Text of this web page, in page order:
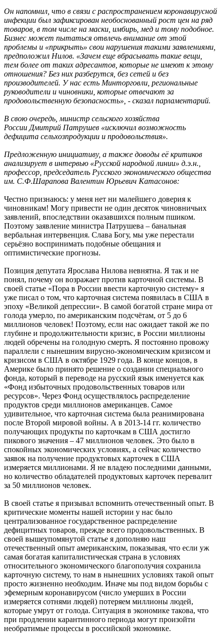
Он напомнил, что в связи с распространением коронавирусной
инфекции был зафиксирован необоснованный рост цен на ряд
товаров, в том числе на маски, имбирь, мед и тому подобное.
Бизнес может пытаться отвлечь внимание от этой
проблемы и «прикрыть» свои нарушения такими заявлениями,
предположил Нилов. «Зачем еще вбрасывать такие вещи,
тем более от таких адресантов, которые не имеют к этому
отношения? Без них разберутся, без сетей и без
производителей. У нас есть Минторговли, региональные
руководители и чиновники, которые отвечают за
продовольственную безопасность», - сказал парламентарий.
В свою очередь, министр сельского хозяйства
России Дмитрий Патрушев «исключил возможность
дефицита сельхозпродукции и продовольствия».
Предложенную инициативу, а также доводы её критиков
анализирует в интервью «Русской народной линии» д.э.н.,
профессор, председатель Русского экономического общества
им. С.Ф.Шарапова Валентин Юрьевич Катасонов:
Честно признаюсь: у меня нет ни малейшего доверия к
чиновникам! Могу привести не один десяток чиновничьих
заявлений, впоследствии оказавшихся полным пшиком.
Поэтому заявление министра Патрушева – банальная
вербальная интервенция. Слава Богу, мы уже перестали
серьёзно воспринимать подобные обещания и
оптимистические прогнозы.
Позиция депутата Ярослава Нилова невнятна. Я так и не
понял, почему он возражает против карточной системы. В
своей статье «Пора в России ввести карточную систему» я
уже писал о том, что карточная система появилась в США в
эпоху «Великой депрессии». В самой богатой стране мира от
голода умерло, по американским подсчётам, от 5 до 6
миллионов человек! Поэтому, если нас ожидает такой же по
глубине и продолжительности кризис, в России миллионы
людей обречены на голодную смерть. Я постоянно провожу
параллели с нынешним вирусно-экономическим кризисом и
кризисом в США в октябре 1929 года. В конце концов, в
Америке было принято решение о создании специального
фонда, который в переводе на русский язык именуется как
«Фонд избыточных продовольственных товаров или
ресурсов». Через Фонд осуществлялось распределение
продуктов среди миллионов американцев. Самое
удивительное, что карточная система была реанимирована
после Второй мировой войны. А в 2013-14 гг. количество
получающих продукты по карточкам в США достигло
пикового значения – 47 миллионов человек. Это было в
спокойных экономических условиях, а сейчас количество
заявок на получение продуктовых карточек в США
измеряется миллионами. Я не владею последними данными,
но количество обладателей продуктовых карточек перевалит
за 50 миллионов человек.
В своей статье я призывал вспомнить отечественный опыт. В
критические моменты нашей истории у нас было
централизованное государственное распределение
дефицитных товаров, прежде всего продовольственных. В
своей вышеупомянутой статье я дополняю наш
отечественный опыт американским, показывая, что если уж
самая богатая капиталистическая страна в условиях
относительного экономического благополучия сохранила
карточную систему, то нам в нынешних условиях такой опыт
просто жизненно необходим. Иначе мы под видом борьбы с
эфемерным коронавирусом (число умерших в России
измеряется сотнями людей) потеряем миллионы людей,
которые умрут от голода. Ситуация в экономике такова, что
при продлении карантинного периода могут произойти
необратимые процессы в российской экономике.